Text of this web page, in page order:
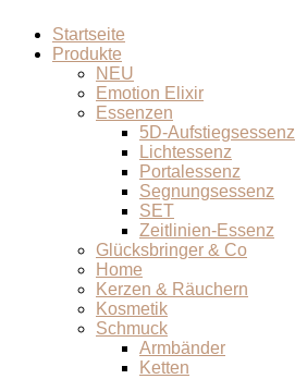
Startseite
Produkte
NEU
Emotion Elixir
Essenzen
5D-Aufstiegsessenz
Lichtessenz
Portalessenz
Segnungsessenz
SET
Zeitlinien-Essenz
Glücksbringer & Co
Home
Kerzen & Räuchern
Kosmetik
Schmuck
Armbänder
Ketten